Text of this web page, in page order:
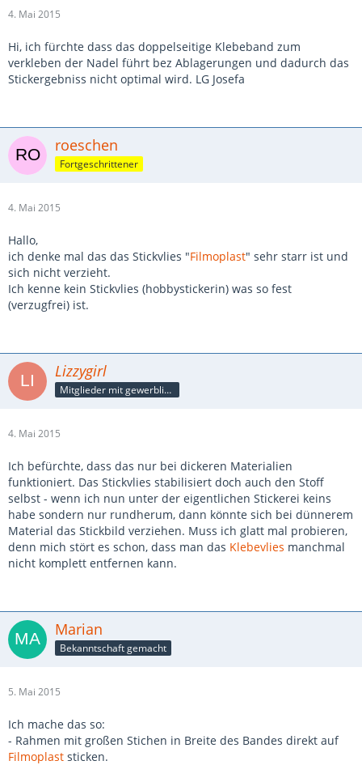
4. Mai 2015
Hi, ich fürchte dass das doppelseitige Klebeband zum
verkleben der Nadel führt bez Ablagerungen und dadurch das
Stickergebniss nicht optimal wird. LG Josefa
roeschen
Fortgeschrittener
4. Mai 2015
Hallo,
ich denke mal das das Stickvlies "Filmoplast" sehr starr ist und
sich nicht verzieht.
Ich kenne kein Stickvlies (hobbystickerin) was so fest
(verzugfrei) ist.
Lizzygirl
Mitglieder mit gewerblicher Verbindung, auch als Mitarbeiter/in
4. Mai 2015
Ich befürchte, dass das nur bei dickeren Materialien
funktioniert. Das Stickvlies stabilisiert doch auch den Stoff
selbst - wenn ich nun unter der eigentlichen Stickerei keins
habe sondern nur rundherum, dann könnte sich bei dünnerem
Material das Stickbild verziehen. Muss ich glatt mal probieren,
denn mich stört es schon, dass man das Klebevlies manchmal
nicht komplett entfernen kann.
Marian
Bekanntschaft gemacht
5. Mai 2015
Ich mache das so:
- Rahmen mit großen Stichen in Breite des Bandes direkt auf
Filmoplast sticken.